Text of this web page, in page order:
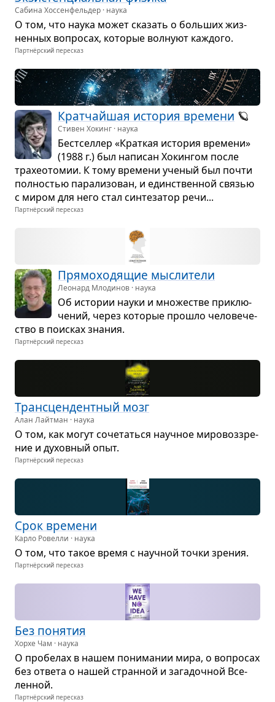
Сабина Хоссенфельдер · наука
О том, что наука может ска­зать о боль­ших жиз­
нен­ных вопро­сах, кото­рые вол­нуют каж­дого.
Партнёрский пересказ
Крат­чайшая исто­рия вре­мени 🪐
Стивен Хокинг · наука
Бест­сел­лер «Крат­кая исто­рия вре­мени»
(1988 г.) был напи­сан Хокин­гом после
тра­хео­то­мии. К тому вре­мени уче­ный был почти
пол­но­стью пара­ли­зо­ван, и един­ствен­ной свя­зью
с миром для него стал син­те­за­тор речи...
Партнёрский пересказ
Пря­мо­хо­дя­щие мыс­ли­тели
Леонард Млодинов · наука
Об исто­рии науки и мно­же­стве при­клю­
че­ний, через кото­рые про­шло чело­ве­че­
ство в поис­ках зна­ния.
Партнёрский пересказ
Транс­цен­дент­ный мозг
Алан Лайтман · наука
О том, как могут соче­таться науч­ное миро­воз­зре­
ние и духов­ный опыт.
Партнёрский пересказ
Срок вре­мени
Карло Ровелли · наука
О том, что такое время с науч­ной точки зре­ния.
Партнёрский пересказ
Без поня­тия
Хорхе Чам · наука
О про­бе­лах в нашем пони­ма­нии мира, о вопро­сах
без ответа о нашей стран­ной и зага­доч­ной Все­
лен­ной.
Партнёрский пересказ